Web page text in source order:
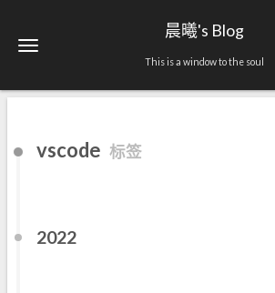
晨曦's Blog
This is a window to the soul
vscode 标签
2022